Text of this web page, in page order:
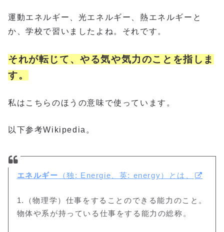
運動エネルギー、光エネルギー、熱エネルギーと
か、学校で習いましたよね。それです。
それが転じて、やる気や気力のことを指しま
す。
私はこちらのほうの意味で使っています。
以下参考Wikipedia。
エネルギー （独: Energie 、英: energy）とは、
1.（物理学）仕事をすることのできる能力のこと 。
物体や系が持っている仕事をする能力の総称 。